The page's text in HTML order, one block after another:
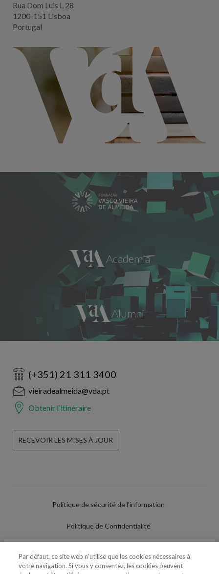
Rua Dom Luis I, 28
1200-151 Lisboa
Portugal
(+351) 21 311 3400
vieiradealmeida@vda.pt
Obtenir l'itinéraire
RECEVOIR LES MISES À JOUR
Politique de sécurité de l'information
Politique de Confidentialité
Politique de Cookies
Par défaut, ce site web n'utilise que les cookies nécessaires à
votre navigation. Si vous y consentez, les cookies peuvent